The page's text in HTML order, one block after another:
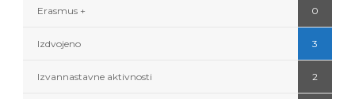
Erasmus + 0
Izdvojeno 3
Izvannastavne aktivnosti 2